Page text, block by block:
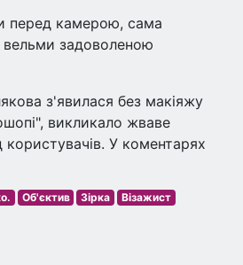
перед камерою, сама
вельми задоволеною
з'явилася без макіяжу
викликало жваве
У коментарях
Об'єктив Зірка
Візажист